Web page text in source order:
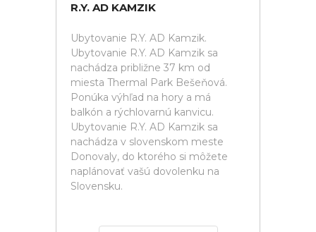
R.Y. AD KAMZIK
Ubytovanie R.Y. AD Kamzik.
Ubytovanie R.Y. AD Kamzik sa
nachádza približne 37 km od
miesta Thermal Park Bešeňová.
Ponúka výhľad na hory a má
balkón a rýchlovarnú kanvicu.
Ubytovanie R.Y. AD Kamzik sa
nachádza v slovenskom meste
Donovaly, do ktorého si môžete
naplánovať vašú dovolenku na
Slovensku.